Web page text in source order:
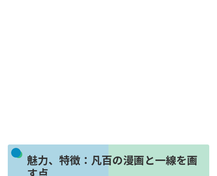
魅力、特徴：凡百の漫画と一線を画
す点